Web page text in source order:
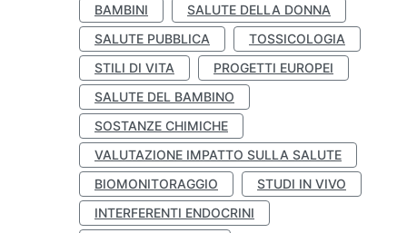
BAMBINI
SALUTE DELLA DONNA
SALUTE PUBBLICA
TOSSICOLOGIA
STILI DI VITA
PROGETTI EUROPEI
SALUTE DEL BAMBINO
SOSTANZE CHIMICHE
VALUTAZIONE IMPATTO SULLA SALUTE
BIOMONITORAGGIO
STUDI IN VIVO
INTERFERENTI ENDOCRINI